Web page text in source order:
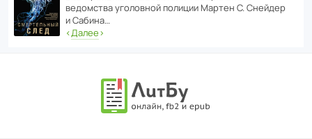
ведомства уголо­вной полиции Мартен С. Снейдер
и Сабина…
‹Далее›